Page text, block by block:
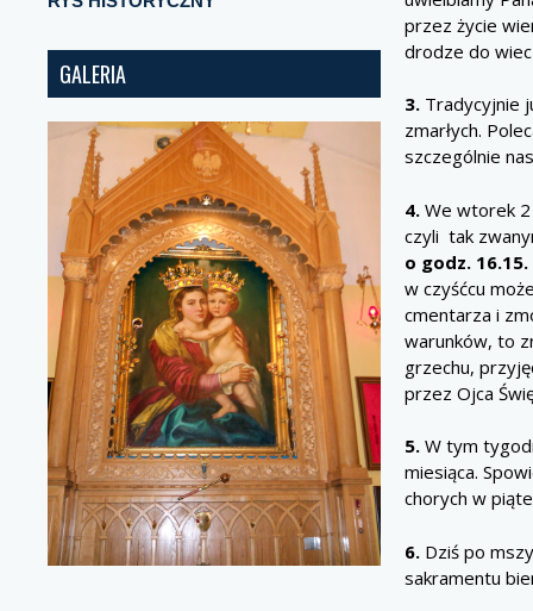
GALERIA
przez życie
drodze do
3. Tradycyjnie
zmarłych.
szczególnie
4. We wtorek 2
czyli tak
o godz. 16.15.
w czyśćcu
cmentarza i
warunków, to
grzechu,
przez Ojca
5. W tym
miesiąca.
chorych w
6. Dziś po
sakramentu